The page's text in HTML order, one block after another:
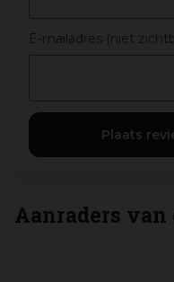
E-mailadres (niet
Aanraders